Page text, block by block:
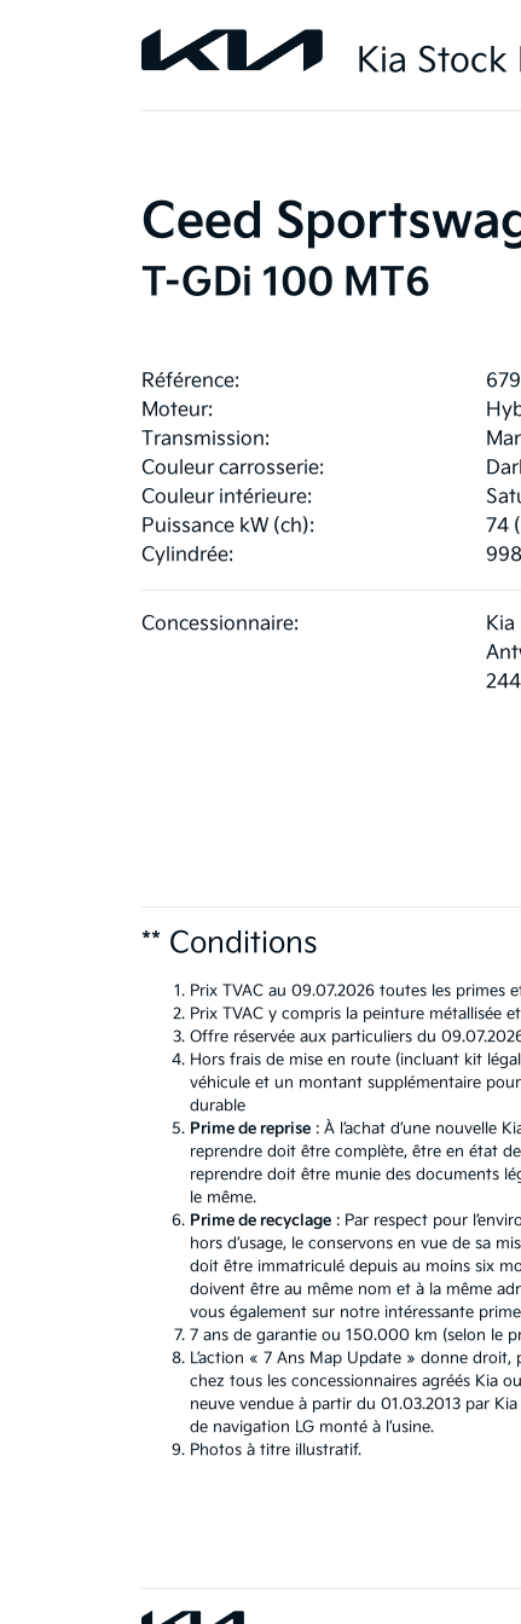
Kia Stock
Ceed
T-GDi 100 MT6
Référence:
Moteur:
Transmission:
Couleur carrosserie:
Couleur intérieure:
Puissance kW (ch):
74
Cylindrée:
Concessionnaire:
Kia
** Conditions
Prix TVAC au 09.07.2026 toutes les primes
Prix TVAC y compris la peinture métallisée
Offre réservée aux particuliers du
Hors frais de mise en route (incluant kit
véhicule et un montant supplémentaire
durable
Prime de reprise : À l’achat d’une nouvelle
reprendre doit être complète, être en état
reprendre doit être munie des documents
le même.
Prime de recyclage : Par respect pour
hors d’usage, le conservons en vue de sa
doit être immatriculé depuis au moins six
doivent être au même nom et à la même
vous également sur notre intéressante
7 ans de garantie ou 150.000 km (selon le
L’action « 7 Ans Map Update » donne
chez tous les concessionnaires agréés Kia
neuve vendue à partir du 01.03.2013 par
de navigation LG monté à l’usine.
Photos à titre illustratif.